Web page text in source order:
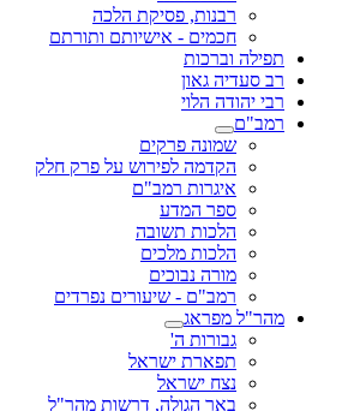
רבנות, פסיקת הלכה
חכמים - אישיותם ותורתם
תפילה וברכות
רב סעדיה גאון
רבי יהודה הלוי
רמב"ם
שמונה פרקים
הקדמה לפירוש על פרק חלק
איגרות רמב"ם
ספר המדע
הלכות תשובה
הלכות מלכים
מורה נבוכים
רמב"ם - שיעורים נפרדים
מהר"ל מפראג
גבורות ה'
תפארת ישראל
נצח ישראל
באר הגולה, דרשות מהר"ל